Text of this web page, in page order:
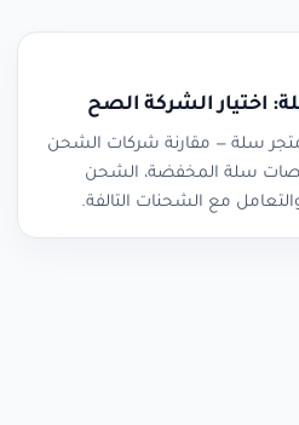
اختيار الشركة الصح
سلة — مقارنة شركات الشحن
سلة المخفضة، الشحن
مع الشحنات التالفة.